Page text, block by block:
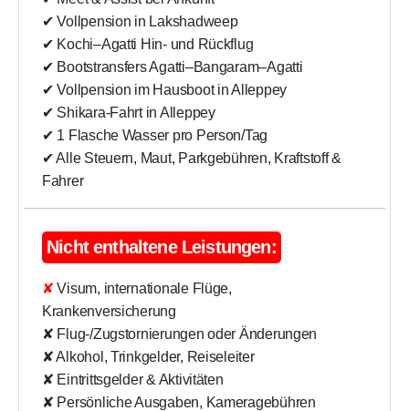
✔ Vollpension in Lakshadweep
✔ Kochi–Agatti Hin- und Rückflug
✔ Bootstransfers Agatti–Bangaram–Agatti
✔ Vollpension im Hausboot in Alleppey
✔ Shikara-Fahrt in Alleppey
✔ 1 Flasche Wasser pro Person/Tag
✔ Alle Steuern, Maut, Parkgebühren, Kraftstoff &
Fahrer
Nicht enthaltene Leistungen:
✘ Visum, internationale Flüge,
Krankenversicherung
✘ Flug-/Zugstornierungen oder Änderungen
✘ Alkohol, Trinkgelder, Reiseleiter
✘ Eintrittsgelder & Aktivitäten
✘ Persönliche Ausgaben, Kameragebühren